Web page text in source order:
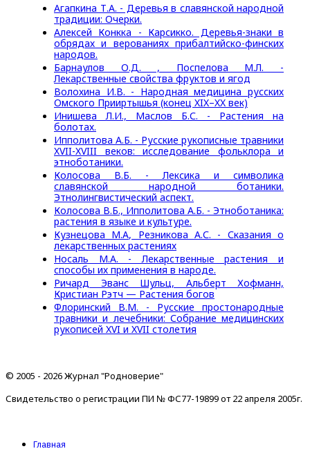
Агапкина Т.А. - Деревья в славянской народной
традиции: Очерки.
Алексей Конкка - Карсикко. Деревья-знаки в
обрядах и верованиях прибалтийско-финских
народов.
Барнаулов О.Д. , Поспелова М.Л. -
Лекарственные свойства фруктов и ягод
Волохина И.В. - Народная медицина русских
Омского Прииртышья (конец XIX–XX век)
Инишева Л.И., Маслов Б.С. - Растения на
болотах.
Ипполитова А.Б. - Русские рукописные травники
XVII-XVIII веков: исследование фольклора и
этноботаники.
Колосова В.Б. - Лексика и символика
славянской народной ботаники.
Этнолингвистический аспект.
Колосова В.Б., Ипполитова А.Б. - Этноботаника:
растения в языке и культуре.
Кузнецова М.А, Резникова А.С. - Сказания о
лекарственных растениях
Носаль М.А. - Лекарственные растения и
способы их применения в народе.
Ричард Эванс Шульц, Альберт Хофманн,
Кристиан Рэтч — Растения богов
Флоринский В.М. - Русские простонародные
травники и лечебники: Собрание медицинских
рукописей XVI и XVII столетия
© 2005 - 2026 Журнал "Родноверие"
Свидетельство о регистрации ПИ № ФС77-19899 от 22 апреля 2005г.
Главная